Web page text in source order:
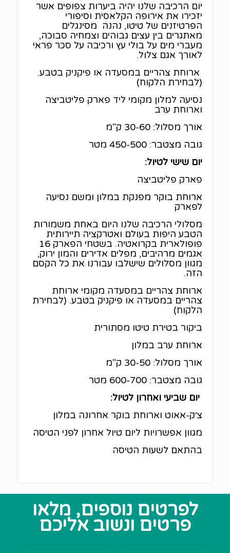
יום הרכיבה שלנו יהיה ביערות צפופים אשר
יזכירו את אירופה הקלאסית וסיפורי
הפרטיזנים של טיטו, נהנה מסינגלים
מאתגרים בין עצים גבוהים וצמחיה סבוכה,
מעברי מים על בולי עץ ורכיבה על סכר פראי
לאורך אגם צלול.
ארוחת צהריים במסעדה או פיקניק בטבע.
(לבחירת הלקוח)
נסיעה למלון מקומי ליד פארק פליטביצה
וארוחת ערב
אורך מסלול: 30-60 ק"מ
גובה מצטבר: 450-500 מטר
יום שישי לטיול:
פארק פליטביצה
ארוחת בוקר מפנקת במלון ומשם נסיעה
לפארק
מסלולי הרכיבה שלנו היום באחת משמורות
הטבע היפות בעולם ואטרקציה תיירותית
פופולארית בקרואטיה. בשטחי הפארק 16
אגמים מרהיבים, מפלים אדירים והמון ירוק,
מגוון מסלולים שישלבו עבורנו את כל הקסם
הזה.
ארוחת צהריים במסעדה מקומי ארוחת
צהריים במסעדה או פיקניק בטבע. (לבחירת
הלקוח)
ביקור בטירת טיטו מסתורית
ארוחת ערב במלון
אורך מסלול: 30-50 ק"מ
גובה מצטבר: 600-700 מטר
יום שביעי ואחרון לטיול:
צ׳ק-אאוט וארוחת בוקר אחרונה במלון
מגוון אפשרויות ליום טיול אחרון לפני הטיסה
בהתאם לשעות הטיסה
לפרטים נוספים, מלאו
פרטים ונשוב אליכם